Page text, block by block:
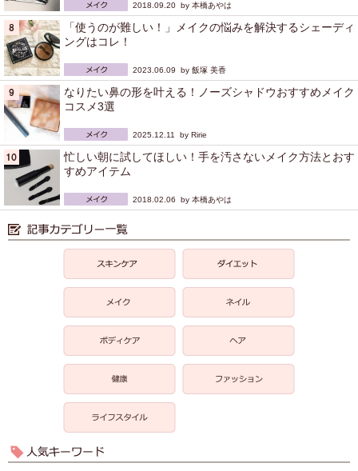
2018.09.20 by 本橋あやは
「使うのが難しい！」メイクの悩みを解決するシェーディ
ングはコレ！
2023.06.09 by 飯塚 美香
なりたい鼻の形を叶える！ノーズシャドウおすすめメイク
コスメ3選
2025.12.11 by Ririe
忙しい朝に試してほしい！手を汚さないメイク方法とおす
すめアイテム
2018.02.06 by 本橋あやは